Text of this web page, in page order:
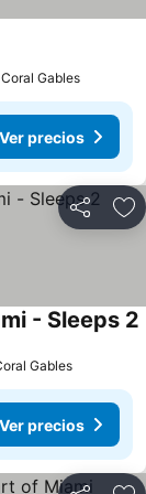
Gables
Ver precios
Compartir
- Sleeps 2
Gables
Ver precios